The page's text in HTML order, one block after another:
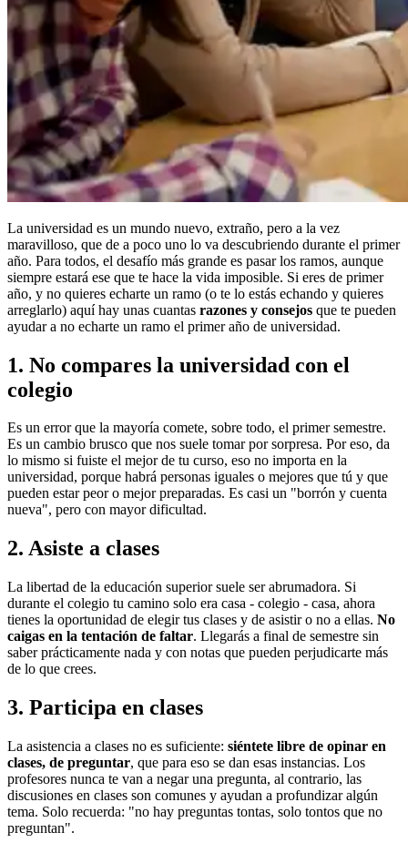
La universidad es un mundo nuevo, extraño, pero a la vez
maravilloso, que de a poco uno lo va descubriendo durante el primer
año. Para todos, el desafío más grande es pasar los ramos, aunque
siempre estará ese que te hace la vida imposible. Si eres de primer
año, y no quieres echarte un ramo (o te lo estás echando y quieres
arreglarlo) aquí hay unas cuantas razones y consejos que te pueden
ayudar a no echarte un ramo el primer año de universidad.
1. No compares la universidad con el
colegio
Es un error que la mayoría comete, sobre todo, el primer semestre.
Es un cambio brusco que nos suele tomar por sorpresa. Por eso, da
lo mismo si fuiste el mejor de tu curso, eso no importa en la
universidad, porque habrá personas iguales o mejores que tú y que
pueden estar peor o mejor preparadas. Es casi un "borrón y cuenta
nueva", pero con mayor dificultad.
2. Asiste a clases
La libertad de la educación superior suele ser abrumadora. Si
durante el colegio tu camino solo era casa - colegio - casa, ahora
tienes la oportunidad de elegir tus clases y de asistir o no a ellas. No
caigas en la tentación de faltar. Llegarás a final de semestre sin
saber prácticamente nada y con notas que pueden perjudicarte más
de lo que crees.
3. Participa en clases
La asistencia a clases no es suficiente: siéntete libre de opinar en
clases, de preguntar, que para eso se dan esas instancias. Los
profesores nunca te van a negar una pregunta, al contrario, las
discusiones en clases son comunes y ayudan a profundizar algún
tema. Solo recuerda: "no hay preguntas tontas, solo tontos que no
preguntan".